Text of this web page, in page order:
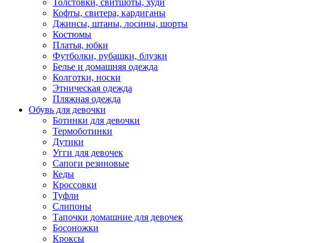
Толстовки, свитшоты, худи
Кофты, свитера, кардиганы
Джинсы, штаны, лосины, шорты
Костюмы
Платья, юбки
Футболки, рубашки, блузки
Белье и домашняя одежда
Колготки, носки
Этническая одежда
Пляжная одежда
Обувь для девочки
Ботинки для девочки
Термоботинки
Дутики
Угги для девочек
Сапоги резиновые
Кеды
Кроссовки
Туфли
Слипоны
Тапочки домашние для девочек
Босоножки
Кроксы